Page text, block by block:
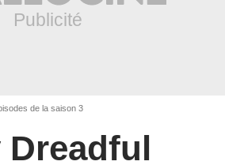
de la saison 3
Dreadful